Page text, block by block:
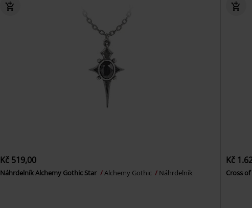
Kč 519,00
Náhrdelník Alchemy Gothic Star Alchemy Gothic Náhrdelník
Kč
Cross